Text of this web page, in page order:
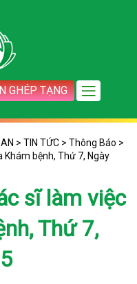
GHÉP TẠNG
> TIN TỨC > Thông Báo >
Khám bệnh, Thứ 7, Ngày
sĩ làm việc
Thứ 7,